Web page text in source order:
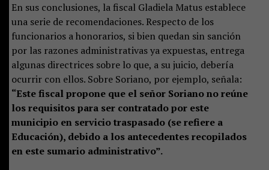
En sus conclusiones, la fiscal Gladiela Matus establece
una serie de recomendaciones. Respecto de los
funcionarios a honorarios, si bien quedan sin sanción
por las razones administrativas ya expuestas, entrega
algunas directrices sobre lo que, a su juicio, debería
ocurrir con ellos. Sobre Soriano, por ejemplo, señala:
“Este fiscal propone que el señor Soriano no reúne
los requisitos para ser contratado por este
municipio en servicio traspasado (se refiere a
Educación), debido a los antecedentes recopilados
en este sumario administrativo”.